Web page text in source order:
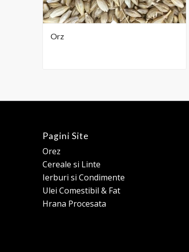
Orz
Pagini Site
Orez
Cereale si Linte
Ierburi si Condimente
Ulei Comestibil & Fat
Hrana Procesata